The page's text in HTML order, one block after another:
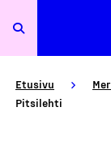
Etusivu
Pitsilehti